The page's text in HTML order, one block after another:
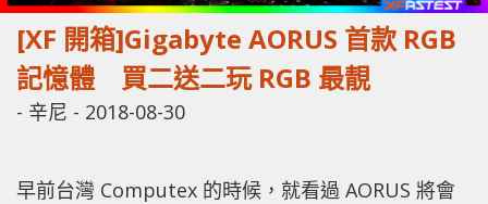
[XF 開箱]Gigabyte AORUS 首款 RGB
記憶體 買二送二玩 RGB 最靚
- 辛尼 - 2018-08-30
早前台灣 Computex 的時候，就看過 AORUS 將會